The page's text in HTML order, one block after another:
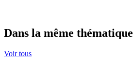
Dans la même thématique
Voir tous